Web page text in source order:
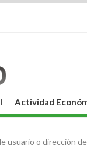
Actividad
usuario o dirección